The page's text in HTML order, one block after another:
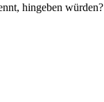
hingeben würden?